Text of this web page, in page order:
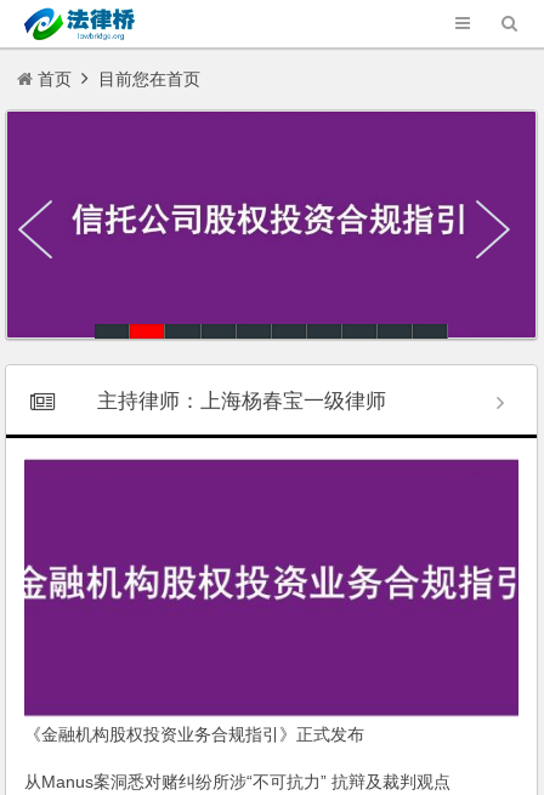
首页 目前您在首页
主持律师：上海杨春宝一级律师
《金融机构股权投资业务合规指引》正式发布
从Manus案洞悉对赌纠纷所涉“不可抗力” 抗辩及裁判观点